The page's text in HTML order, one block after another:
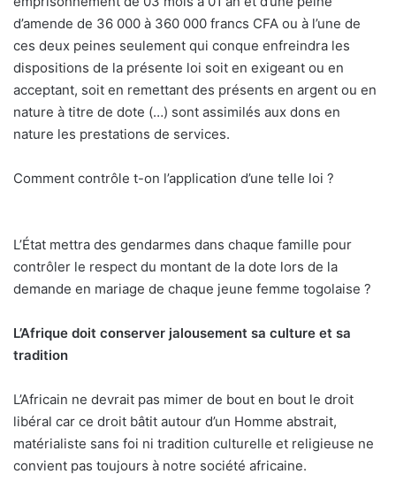
d’amende de 36 000 à 360 000 francs CFA ou à l’une de
ces deux peines seulement qui conque enfreindra les
dispositions de la présente loi soit en exigeant ou en
acceptant, soit en remettant des présents en argent ou en
nature à titre de dote (…) sont assimilés aux dons en
nature les prestations de services.
Comment contrôle t-on l’application d’une telle loi ?
L’État mettra des gendarmes dans chaque famille pour
contrôler le respect du montant de la dote lors de la
demande en mariage de chaque jeune femme togolaise ?
L’Afrique doit conserver jalousement sa culture et sa
tradition
L’Africain ne devrait pas mimer de bout en bout le droit
libéral car ce droit bâtit autour d’un Homme abstrait,
matérialiste sans foi ni tradition culturelle et religieuse ne
convient pas toujours à notre société africaine.